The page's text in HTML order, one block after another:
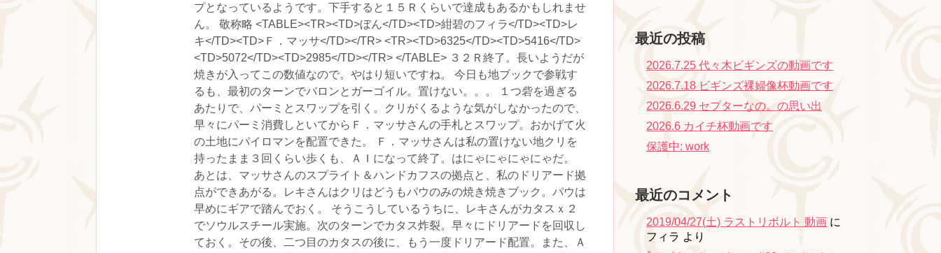
プとなっているようです。下手すると１５Ｒくらいで達成もあるかもしれませ
ん。 敬称略 <TABLE><TR><TD>ぼん</TD><TD>紺碧のフィラ</TD><TD>レ
キ</TD><TD>Ｆ．マッサ</TD></TR> <TR><TD>6325</TD><TD>5416</TD>
<TD>5072</TD><TD>2985</TD></TR> </TABLE> ３２Ｒ終了。長いようだが
焼きが入ってこの数値なので。やはり短いですね。 今日も地ブックで参戦す
るも、最初のターンでバロンとガーゴイル。置けない。。。 １つ砦を過ぎる
あたりで、パーミとスワップを引く。クリがくるような気がしなかったので、
早々にパーミ消費しといてからＦ．マッサさんの手札とスワップ。おかげて火
の土地にパイロマンを配置できた。 Ｆ．マッサさんは私の置けない地クリを
持ったまま３回くらい歩くも、ＡＩになって終了。はにゃにゃにゃにゃだ。
あとは、マッサさんのスプライト＆ハンドカフスの拠点と、私のドリアード拠
点ができあがる。レキさんはクリはどうもパウのみの焼き焼きブック。パウは
早めにギアで踏んでおく。 そうこうしているうちに、レキさんがカタスｘ２
でソウルスチール実施。次のターンでカタス炸裂。早々にドリアードを回収し
ておく。その後、二つ目のカタスの後に、もう一度ドリアード配置。また、Ａ
最近の投稿
2026.7.25 代々木ビギンズの動画です
2026.7.18 ビギンズ裸婦像杯動画です
2026.6.29 セプターなの。の思い出
2026.6 カイチ杯動画です
保護中: work
最近のコメント
2019/04/27(土) ラストリボルト 動画 に
フィラ より